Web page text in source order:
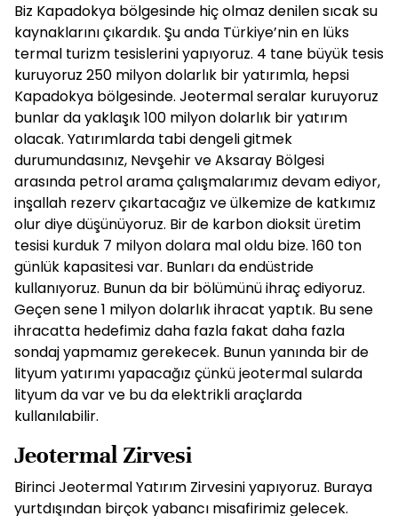
Biz Kapadokya bölgesinde hiç olmaz denilen sıcak su
kaynaklarını çıkardık. Şu anda Türkiye’nin en lüks
termal turizm tesislerini yapıyoruz. 4 tane büyük tesis
kuruyoruz 250 milyon dolarlık bir yatırımla, hepsi
Kapadokya bölgesinde. Jeotermal seralar kuruyoruz
bunlar da yaklaşık 100 milyon dolarlık bir yatırım
olacak. Yatırımlarda tabi dengeli gitmek
durumundasınız, Nevşehir ve Aksaray Bölgesi
arasında petrol arama çalışmalarımız devam ediyor,
inşallah rezerv çıkartacağız ve ülkemize de katkımız
olur diye düşünüyoruz. Bir de karbon dioksit üretim
tesisi kurduk 7 milyon dolara mal oldu bize. 160 ton
günlük kapasitesi var. Bunları da endüstride
kullanıyoruz. Bunun da bir bölümünü ihraç ediyoruz.
Geçen sene 1 milyon dolarlık ihracat yaptık. Bu sene
ihracatta hedefimiz daha fazla fakat daha fazla
sondaj yapmamız gerekecek. Bunun yanında bir de
lityum yatırımı yapacağız çünkü jeotermal sularda
lityum da var ve bu da elektrikli araçlarda
kullanılabilir.
Jeotermal Zirvesi
Birinci Jeotermal Yatırım Zirvesini yapıyoruz. Buraya
yurtdışından birçok yabancı misafirimiz gelecek.